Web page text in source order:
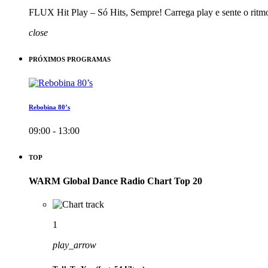
FLUX Hit Play – Só Hits, Sempre! Carrega play e sente o
close
PRÓXIMOS PROGRAMAS
Rebobina 80’s
09:00 - 13:00
TOP
WARM Global Dance Radio Chart Top 20
1
play_arrow